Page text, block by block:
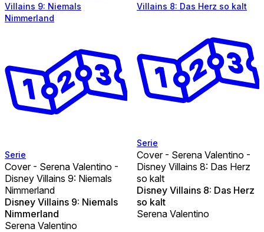
Villains 9: Niemals
Nimmerland
Serie
Cover - Serena Valentino -
Disney Villains 9: Niemals
Nimmerland
Disney Villains 9: Niemals
Nimmerland
Serena Valentino
Villains 8: Das Herz so kalt
Serie
Cover - Serena Valentino -
Disney Villains 8: Das Herz
so kalt
Disney Villains 8: Das Herz
so kalt
Serena Valentino